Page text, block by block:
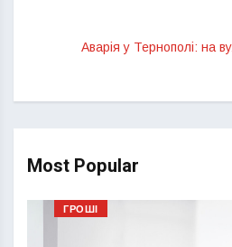
Аварія у Тернополі: на
Most Popular
ГРОШІ